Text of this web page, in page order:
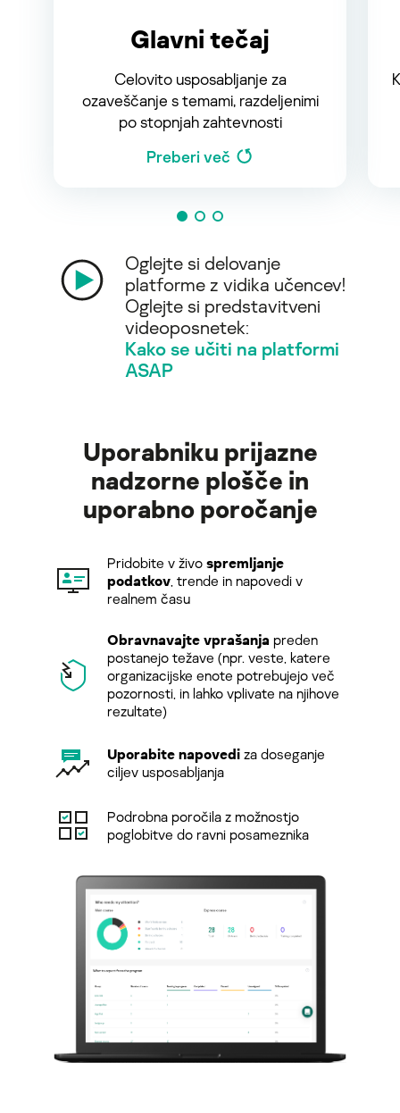
Glavni tečaj
Celovito usposabljanje za
ozaveščanje s temami, razdeljenimi
po stopnjah zahtevnosti
Preberi več
Oglejte si delovanje
platforme z vidika učencev!
Oglejte si predstavitveni
videoposnetek:
Kako se učiti na platformi
ASAP
Uporabniku prijazne
nadzorne plošče in
uporabno poročanje
Pridobite v živo spremljanje
podatkov , trende in napovedi v
realnem času
Obravnavajte vprašanja preden
postanejo težave (npr. veste, katere
organizacijske enote potrebujejo več
pozornosti, in lahko vplivate na njihove
rezultate)
Uporabite napovedi za doseganje
ciljev usposabljanja
Podrobna poročila z možnostjo
poglobitve do ravni posameznika